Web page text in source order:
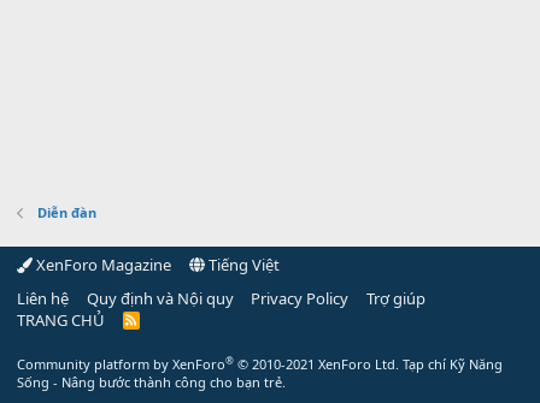
Diễn đàn
XenForo Magazine
Tiếng Việt
Liên hệ
Quy định và Nội quy Privacy Policy
Trợ giúp
TRANG CHỦ
R
Community platform by XenForo® © 2010-2021 XenForo Ltd. Tạp chí Kỹ Năng
Sống - Nâng bước thành công cho bạn trẻ.